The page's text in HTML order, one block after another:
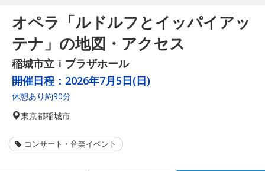
オペラ「ルドルフとイッパイアッ
テナ」の地図・アクセス
稲城市立ｉプラザホール
開催日程： 2026年7月5日(日)
休憩あり約90分
東京都稲城市
コンサート・音楽イベント